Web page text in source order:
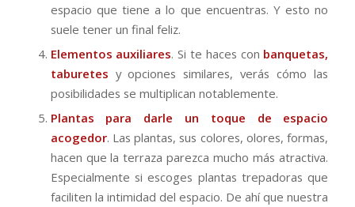
espacio que tiene a lo que encuentras. Y esto no
suele tener un final feliz.
Elementos auxiliares. Si te haces con banquetas,
taburetes y opciones similares, verás cómo las
posibilidades se multiplican notablemente.
Plantas para darle un toque de espacio
acogedor. Las plantas, sus colores, olores, formas,
hacen que la terraza parezca mucho más atractiva.
Especialmente si escoges plantas trepadoras que
faciliten la intimidad del espacio. De ahí que nuestra